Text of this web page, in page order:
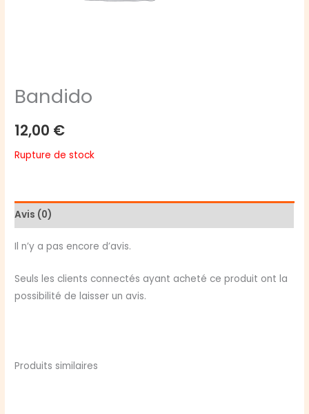
Bandido
12,00 €
Rupture de stock
Avis (0)
Il n’y a pas encore d’avis.
Seuls les clients connectés ayant acheté ce produit ont la
possibilité de laisser un avis.
Produits similaires